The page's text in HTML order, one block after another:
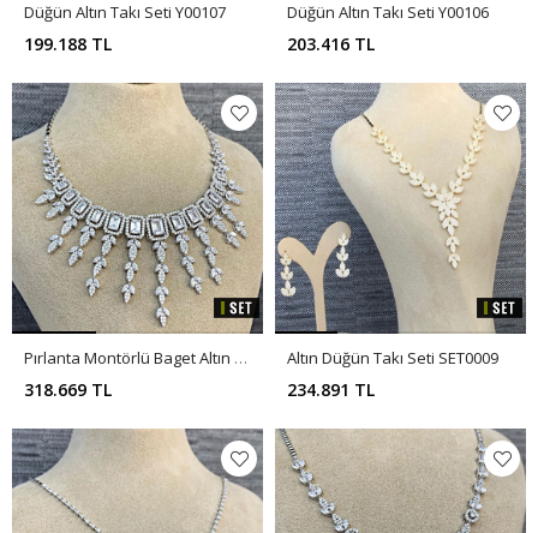
Düğün Altın Takı Seti Y00107
199.188 TL
Düğün Altın Takı Seti Y00106
203.416 TL
Pırlanta Montörlü Baget Altın Düğün Takı Seti SET0012
318.669 TL
Altın Düğün Takı Seti SET0009
234.891 TL